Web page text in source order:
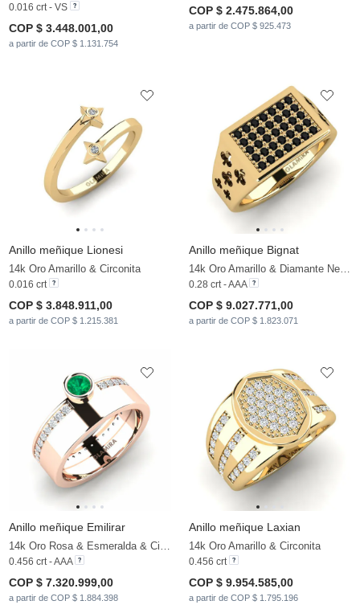
0.016 crt - VS
COP $ 3.448.001,00
a partir de COP $ 1.131.754
COP $ 2.475.864,00
a partir de COP $ 925.473
Anillo meñique Lionesi
14k Oro Amarillo & Circonita
0.016 crt
COP $ 3.848.911,00
a partir de COP $ 1.215.381
Anillo meñique Bignat
0.28 crt - AAA
COP $ 9.027.771,00
a partir de COP $ 1.823.071
Anillo meñique Emilirar
0.456 crt - AAA
COP $ 7.320.999,00
a partir de COP $ 1.884.398
Anillo meñique Laxian
14k Oro Amarillo & Circonita
0.456 crt
COP $ 9.954.585,00
a partir de COP $ 1.795.196